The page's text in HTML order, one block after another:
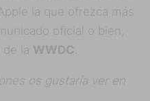
la que ofrezca más
oficial o bien,
la WWDC
os gustaría ver en